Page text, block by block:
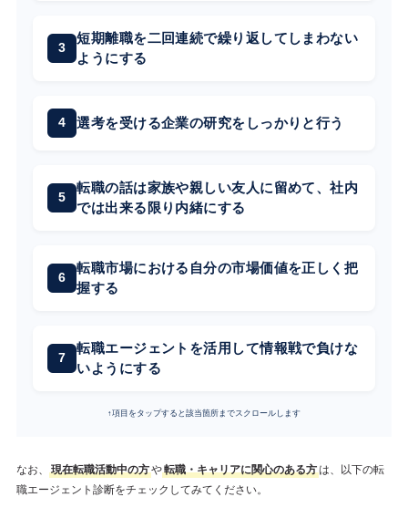
短期離職を二回連続で繰り返してしまわない
ようにする
選考を受ける企業の研究をしっかりと行う
転職の話は家族や親しい友人に留めて、社内
では出来る限り内緒にする
転職市場における自分の市場価値を正しく把
握する
転職エージェントを活用して情報戦で負けな
いようにする
↑項目をタップすると該当箇所までスクロールします
なお、 現在転職活動中の方や転職・キャリアに関心のある方は、以下の転
職エージェント診断をチェックしてみてください。